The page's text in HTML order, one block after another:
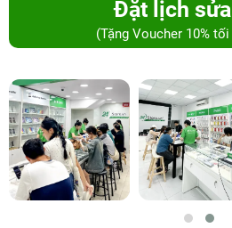
Đặt lịch
(Tặng Voucher 10%